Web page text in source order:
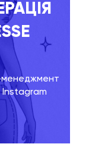
менеджмент
Instagram